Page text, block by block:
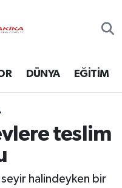
DÜNYA EĞİTİM
teslim
halindeyken bir